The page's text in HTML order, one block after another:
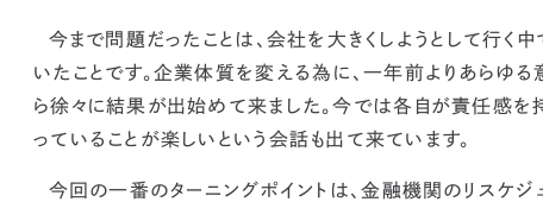
今まで問題だったことは、会社を大きくしようとして行く
いたことです。 企業体質を変える為に、一年前よりあらゆ
ら徐々に結果が出始めて来ました。今では各自が責任感を
っていることが楽しいという会話も出て来ています。
今回の一番のターニングポイントは、金融機関のリスケ